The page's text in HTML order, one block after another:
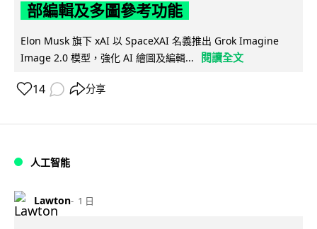
部編輯及多圖參考功能
Elon Musk 旗下 xAI 以 SpaceXAI 名義推出 Grok Imagine
Image 2.0 模型，強化 AI 繪圖及編輯...
閱讀全文
14 分享
人工智能
Lawton 1 日